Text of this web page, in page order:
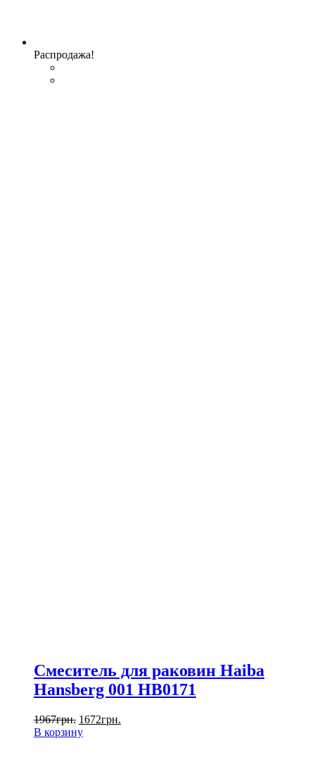
Распродажа!
Смеситель для раковин Haiba
Hansberg 001 HB0171
1967грн. 1672грн.
В корзину